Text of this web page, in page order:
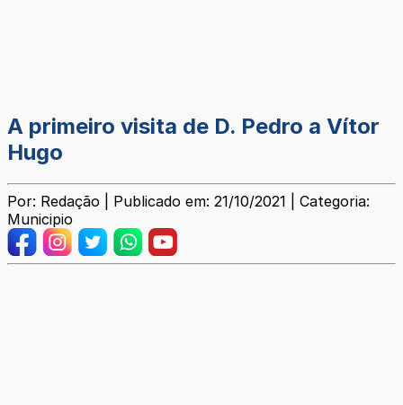
A primeiro visita de D. Pedro a Vítor
Hugo
Por: Redação | Publicado em: 21/10/2021 | Categoria:
Municipio